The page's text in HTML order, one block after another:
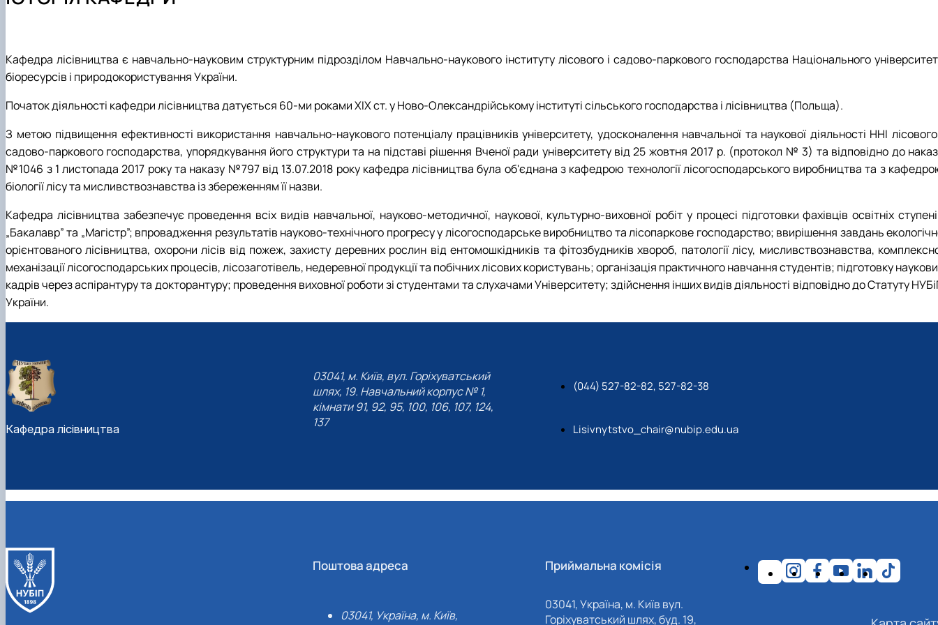
НЛ "Патології лісу ім. професора А.В. Цилюрика"
Склад кафедри
Виробничі практики
Публікації
Лісопожежні школи
Публікації
Корисні посилання
Пожежна ситуація в Україні за даними ЗМІ
Проєкти
Виступи в ЗМІ
Контакти
Партнери
Кафедра лісівництва є навчально-науковим структурним підрозділом Навчально-наукового інституту лісового і садово-паркового господарства Національного
біоресурсів і природокористування України.
Початок діяльності кафедри лісівництва датується 60-ми роками ХІХ ст. у Ново-Олександрійському інституті сільського господарства і лісівництва (Польща).
З метою підвищення ефективності використання навчально-наукового потенціалу працівників університету, удосконалення навчальної та наукової діяльності ННІ лісового
садово-паркового господарства, упорядкування його структури та на підставі рішення Вченої ради університету від 25 жовтня 2017 р. (протокол № 3) та відповідно до
№1046 з 1 листопада 2017 року та наказу №797 від 13.07.2018 року кафедра лісівництва була об'єднана з кафедрою технології лісогосподарського виробництва та з
біології лісу та мисливствознавства із збереженням її назви.
Кафедра лісівництва забезпечує проведення всіх видів навчальної, науково-методичної, наукової, культурно-виховної робіт у процесі підготовки фахівців освітніх
„Бакалавр” та „Магістр”; впровадження результатів науково-технічного прогресу у лісогосподарське виробництво та лісопаркове господарство; ввирішення завдань
орієнтованого лісівництва, охорони лісів від пожеж, захисту деревних рослин від ентомошкідників та фітозбудників хвороб, патології лісу, мисливствознавства,
механізації лісогосподарських процесів, лісозаготівель, недеревної продукції та побічних лісових користувань; організація практичного навчання студентів; підготовку
кадрів через аспірантуру та докторантуру; проведення виховної роботи зі студентами та слухачами Університету; здійснення інших видів діяльності відповідно до Статуту
України.
Кафедра лісівництва
03041, м. Київ, вул. Горіхуватський
шлях, 19. Навчальний корпус № 1,
кімнати 91, 92, 95, 100, 106, 107, 124,
137
(044) 527-82-82, 527-82-38
Lisivnytstvo_chair@nubip.edu.ua
Поштова адреса
03041, Україна, м. Київ,
Приймальна комісія
03041, Україна, м. Київ вул.
Горіхуватський шлях, буд. 19,